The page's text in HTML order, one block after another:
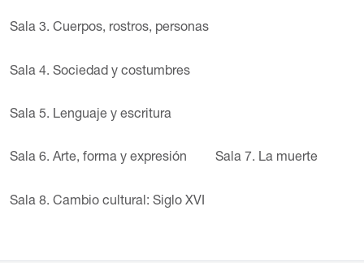
Sala 3. Cuerpos, rostros, personas
Sala 4. Sociedad y costumbres
Sala 5. Lenguaje y escritura
Sala 6. Arte, forma y expresión Sala 7. La muerte
Sala 8. Cambio cultural: Siglo XVI